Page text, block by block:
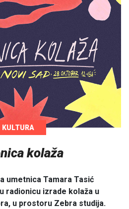
KULTURA
kolaža
umetnica Tamara Tasić
radionicu izrade kolaža u
u prostoru Zebra studija.